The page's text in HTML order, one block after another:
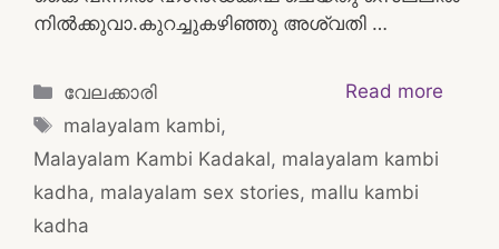
നിൽക്കുവാ.കുറച്ചുകഴിഞ്ഞു അശ്വതി …
Read more
Categories
വേലക്കാരി
Tags
malayalam kambi,
Malayalam Kambi Kadakal, malayalam kambi
kadha, malayalam sex stories, mallu kambi
kadha